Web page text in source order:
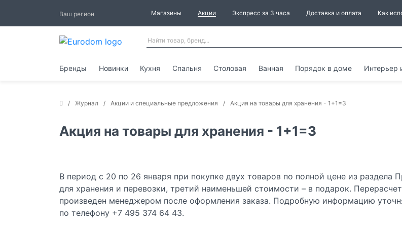
Ваш регион Магазины Акции Экспресс за 3 часа Доставка и оплата Как
Бренды Новинки Кухня Спальня Столовая Ванная Порядок в доме Интерьер
Журнал Акции и специальные предложения Акция на товары для хранения - 1+1=3
Акция на товары для хранения - 1+1=3
В период с 20 по 26 января при покупке двух товаров по полной цене из раздела
для хранения и перевозки, третий наименьшей стоимости – в подарок.
произведен менеджером после оформления заказа. Подробную информацию
по телефону +7 495 374 64 43.